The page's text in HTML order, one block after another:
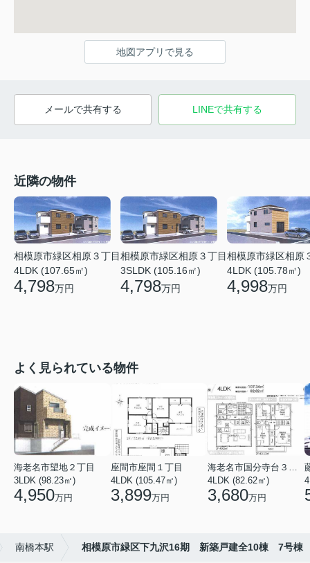
地図アプリで見る
メールで共有する LINEで共有する
近隣の物件
相模原市緑区相原３丁目
4LDK (107.65㎡)
4,798万円
相模原市緑区相原３丁目
3SLDK (105.16㎡)
4,798万円
相模原市緑区相原
4LDK (105.78㎡)
4,998万円
よく見られている物件
海老名市望地２丁目
3LDK (98.23㎡)
4,950万円
座間市座間１丁目
4LDK (105.47㎡)
3,899万円
4LDK (82.62㎡)
3,680万円
南橋本駅 相模原市緑区下九沢16期 新築戸建全10棟 7号棟